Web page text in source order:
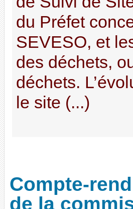
du Préfet
SEVESO, et
des déchets,
déchets.
le site (...)
Compte-
de la